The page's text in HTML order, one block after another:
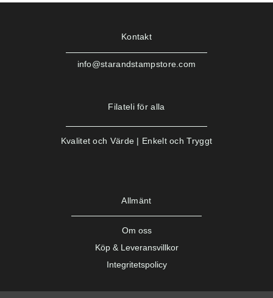
Kontakt
info@starandstampstore.com
Filateli för alla
Kvalitet och Värde | Enkelt och Tryggt
Allmänt
Om oss
Köp & Leveransvillkor
Integritetspolicy